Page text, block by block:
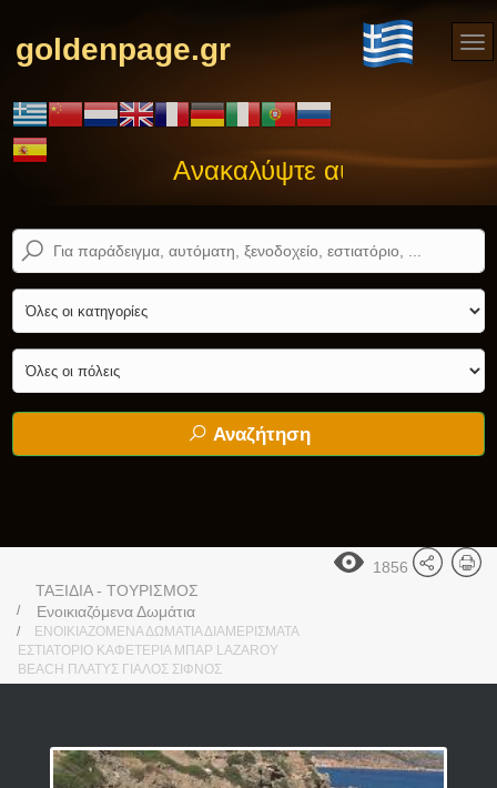
goldenpage.gr
Ανακαλύψτε αυτό που
Αναζήτηση
1856
ΤΑΞΙΔΙΑ - ΤΟΥΡΙΣΜΟΣ
Ενοικιαζόμενα Δωμάτια
ΕΝΟΙΚΙΑΖΟΜΕΝΑ ΔΩΜΑΤΙΑ ΔΙΑΜΕΡΙΣΜΑΤΑ
ΕΣΤΙΑΤΟΡΙΟ ΚΑΦΕΤΕΡΙΑ ΜΠΑΡ LAZAROY
BEACH ΠΛΑΤΥΣ ΓΙΑΛΟΣ ΣΙΦΝΟΣ